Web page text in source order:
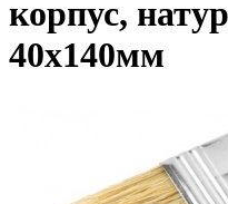
корпус,
40х140мм